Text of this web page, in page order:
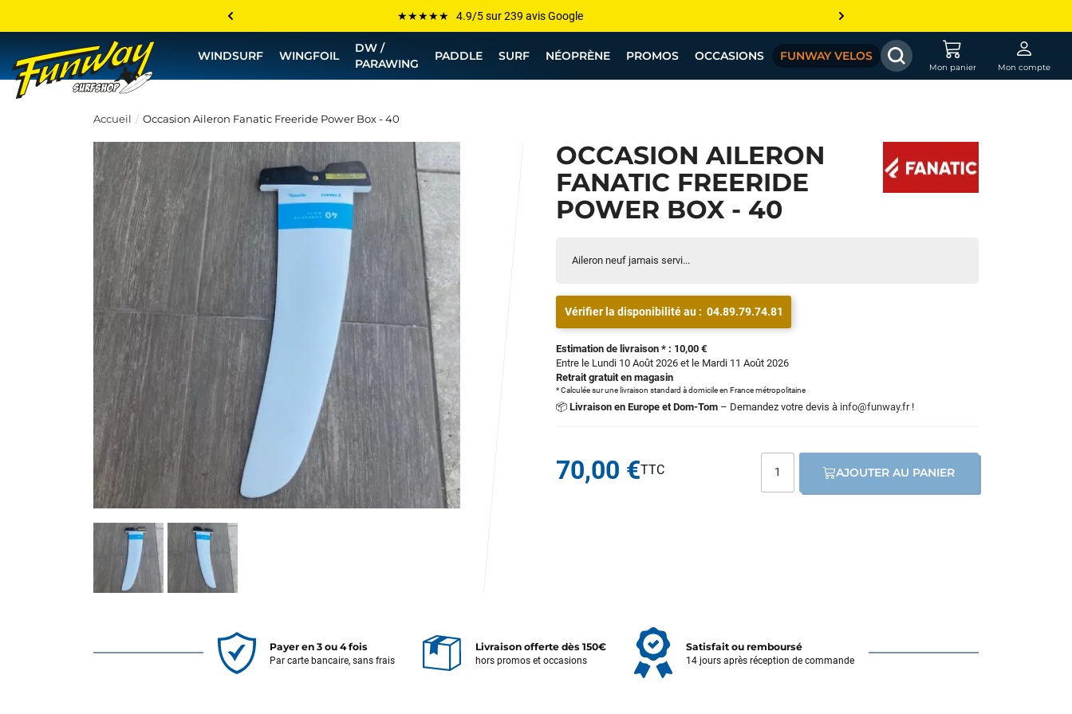
Les plus grandes marques sont chez Funway
Jusqu’à -75% de remise sur le windsurf, wingfoil, etc...
💰 Meilleur prix garanti — Moins cher ailleurs ? On s’aligne !
WINDSURF WINGFOIL
DW /
PARAWING
PADDLE SURF NÉOPRÈNE PROMOS OCCASIONS FUNWAY VELOS
Mon panier Mon compte
Accueil Occasion Aileron Fanatic Freeride Power Box - 40
OCCASION AILERON
FANATIC FREERIDE
POWER BOX - 40
Aileron neuf jamais servi...
Vérifier la disponibilité au : 04.89.79.74.81
Estimation de livraison * : 10,00 €
Entre le Lundi 10 Août 2026 et le Mardi 11 Août 2026
Retrait gratuit en magasin
* Calculée sur une livraison standard à domicile en France métropolitaine
📦 Livraison en Europe et Dom-Tom – Demandez votre devis à info@funway.fr!
70,00 € AJOUTER AU PANIER
Payer en 3 ou 4 fois
Par carte bancaire, sans frais
Livraison offerte dès 150€
hors promos et occasions
Satisfait ou remboursé
14 jours après réception de commande